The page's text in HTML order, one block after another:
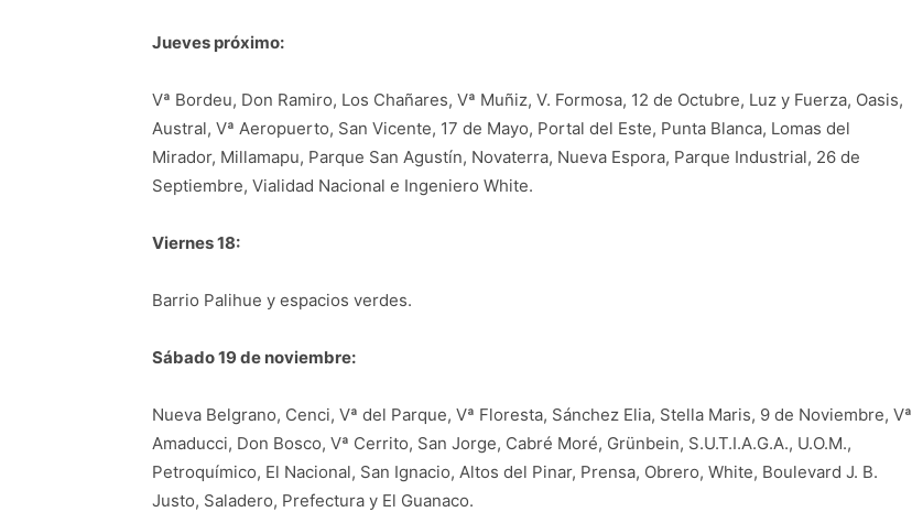
Jueves próximo:
Vª Bordeu, Don Ramiro, Los Chañares, Vª Muñiz, V. Formosa, 12 de Octubre, Luz y Fuerza, Oasis,
Austral, Vª Aeropuerto, San Vicente, 17 de Mayo, Portal del Este, Punta Blanca, Lomas del
Mirador, Millamapu, Parque San Agustín, Novaterra, Nueva Espora, Parque Industrial, 26 de
Septiembre, Vialidad Nacional e Ingeniero White.
Viernes 18:
Barrio Palihue y espacios verdes.
Sábado 19 de noviembre:
Nueva Belgrano, Cenci, Vª del Parque, Vª Floresta, Sánchez Elia, Stella Maris, 9 de Noviembre, Vª
Amaducci, Don Bosco, Vª Cerrito, San Jorge, Cabré Moré, Grünbein, S.U.T.I.A.G.A., U.O.M.,
Petroquímico, El Nacional, San Ignacio, Altos del Pinar, Prensa, Obrero, White, Boulevard J. B.
Justo, Saladero, Prefectura y El Guanaco.